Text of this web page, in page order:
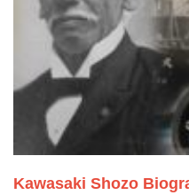
Kawasaki Shozo